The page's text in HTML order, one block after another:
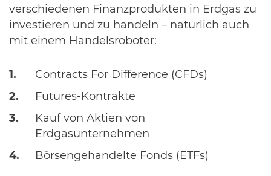
verschiedenen Finanzprodukten in Erdgas zu
investieren und zu handeln – natürlich auch
mit einem Handelsroboter:
Contracts For Difference (CFDs)
Futures-Kontrakte
Kauf von Aktien von
Erdgasunternehmen
Börsengehandelte Fonds (ETFs)